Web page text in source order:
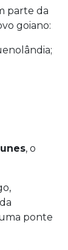
parte da
goiano:
, o
ponte